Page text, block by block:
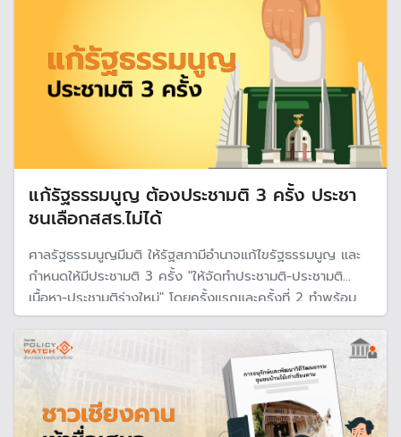
แก้รัฐธรรมนูญ ต้องประชามติ 3 ครั้ง ประชา
ชนเลือกสสร.ไม่ได้
ศาลรัฐธรรมนูญมีมติ ให้รัฐสภามีอำนาจแก้ไขรัฐธรรมนูญ และ
กำหนดให้มีประชามติ 3 ครั้ง "ให้จัดทำประชามติ-ประชามติ
เนื้อหา-ประชามติร่างใหม่" โดยครั้งแรกและครั้งที่ 2 ทำพร้อม
กันได้ แต่ประชาชนไม่สามารถเลือกสภาร่างรัฐธรรมนูญ